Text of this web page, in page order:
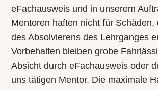
eFachausweis und in unserem
Mentoren haften nicht für Schäden,
des Absolvierens des Lehrganges
Vorbehalten bleiben grobe
Absicht durch eFachausweis oder
uns tätigen Mentor. Die maximale